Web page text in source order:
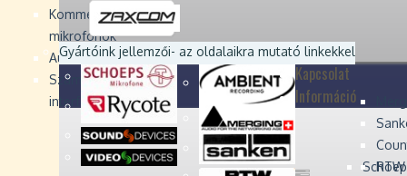
Kommentátor-
mikrofonok
Audio Monitors
Számítógépes audió
interfész
Devices
Devices
Zaxcom
Zaxcom
Gyártóink jellemzői- az oldalaikra mutató linkekkel
Kapcsolat
Információ